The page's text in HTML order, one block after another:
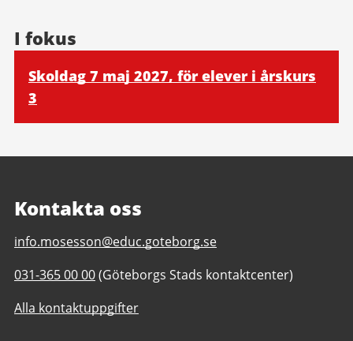
I fokus
Skoldag 7 maj 2027, för elever i årskurs
3
Kontakta oss
E-
till
Ester
Mosessons
info.mosesson@educ.goteborg.se
Telefonnummer
Ester
031-365 00 00(Göteborgs Stads kontaktcenter)
Alla kontaktuppgifter